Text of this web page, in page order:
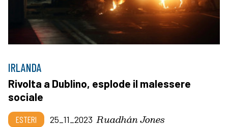
IRLANDA
Rivolta a Dublino, esplode il malessere
sociale
ESTERI 25_11_2023 Ruadhán Jones